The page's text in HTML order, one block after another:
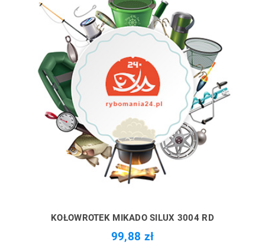
KOŁOWROTEK MIKADO SILUX 3004 RD
99,88 zł